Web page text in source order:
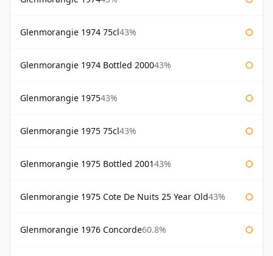
Glenmorangie 1974 75cl43%
Glenmorangie 1974 Bottled 200043%
Glenmorangie 197543%
Glenmorangie 1975 75cl43%
Glenmorangie 1975 Bottled 200143%
Glenmorangie 1975 Cote De Nuits 25 Year Old43%
Glenmorangie 1976 Concorde60.8%